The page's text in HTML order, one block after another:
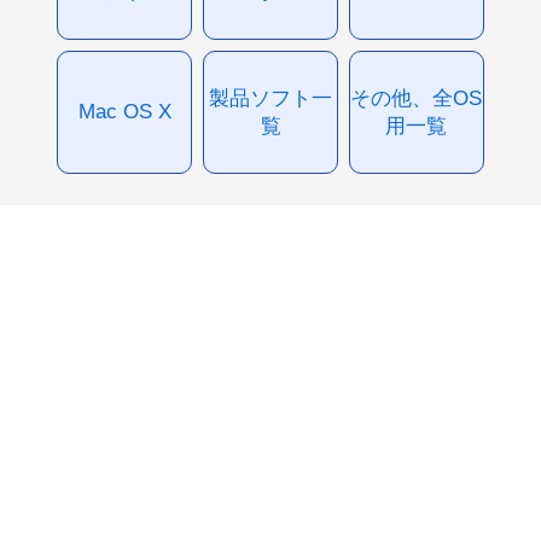
Mac OS X
製品ソフト一
覧
その他、全OS
用一覧